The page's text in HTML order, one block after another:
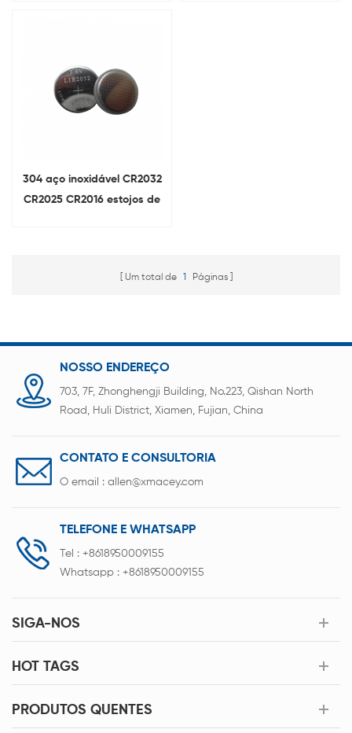
304 aço inoxidável CR2032
CR2025 CR2016 estojos de
Um total de 1 Páginas
NOSSO ENDEREÇO
703, 7F, Zhonghengji Building, No.223, Qishan North
Road, Huli District, Xiamen, Fujian, China
CONTATO E CONSULTORIA
O email : allen@xmacey.com
TELEFONE E WHATSAPP
Tel : +8618950009155
Whatsapp : +8618950009155
SIGA-NOS
HOT TAGS
PRODUTOS QUENTES